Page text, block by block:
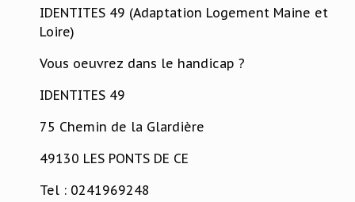
IDENTITES 49 (Adaptation Logement Maine et
Loire)
Vous oeuvrez dans le handicap ?
IDENTITES 49
75 Chemin de la Glardière
49130 LES PONTS DE CE
Tel : 0241969248